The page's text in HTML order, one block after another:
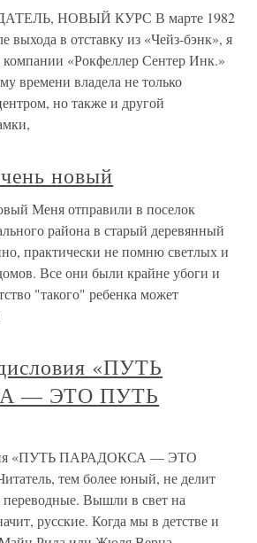
НОВЫЙ КУРС В марте 1982
выхода в отставку из «Чейз-бэнк», я
компании «Рокфеллер Сентер Инк.»
времени владела не только
но также и другой
новый
Меня отправили в поселок
района в старый деревянный
практически не помню светлых и
Все они были крайне убоги и
"такого" ребенка может
«ПУТЬ
— ЭТО ПУТЬ
«ПУТЬ ПАРАДОКСА — ЭТО
тем более юный, не делит
переводные. Вышли в свет на
русские. Когда мы в детстве и